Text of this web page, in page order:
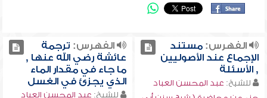
الفهرس:مستند
الإجماع عند الأصوليين
, الأسئلة
للشيخ: عبد المحسن العباد
الفهرس: ترجمة
عائشة رضي الله عنها ,
ما جاء في مقدار الماء
الذي يجزئ في الغسل
للشيخ: عبد المحسن العباد